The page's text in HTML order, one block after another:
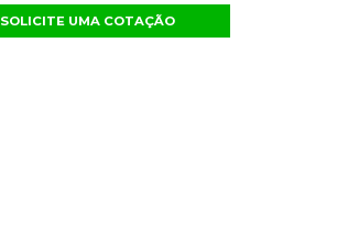
SOLICITE UMA COTAÇÃO